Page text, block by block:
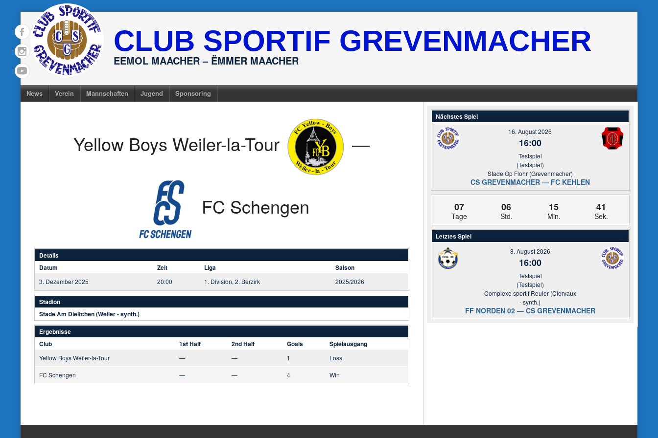
to
content
CLUB SPORTIF GREVENMACHER
EEMOL MAACHER – ËMMER MAACHER
News Verein Mannschaften Jugend Sponsoring
Yellow Boys Weiler-la-Tour —
FC Schengen
Details
Datum
Zeit Liga Saison
3. Dezember 2025 20:00 1. Division, 2. Berzirk 2025/2026
Stadion
Stade Am Dieltchen (Weiler - synth.)
Ergebnisse
Club
1st Half 2nd Half Goals Spielausgang
Yellow Boys Weiler-la-Tour — — 1 Loss
FC Schengen — — 4 Win
Nächstes Spiel
16. August 2026
16:00
Testspiel
(Testspiel)
Stade Op Flohr (Grevenmacher)
CS GREVENMACHER — FC KEHLEN
07
Tage
06
Std.
15
Min.
40
Sek.
Letztes Spiel
8. August 2026
16:00
Testspiel
(Testspiel)
Complexe sportif Reuler (Clervaux
- synth.)
FF NORDEN 02 — CS GREVENMACHER